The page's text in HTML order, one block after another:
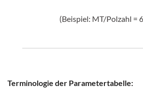
(Beispiel: MT/Polzahl =
Terminologie der Parametertabelle: